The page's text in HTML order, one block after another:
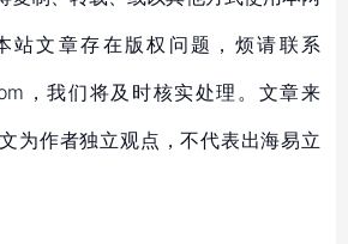
站文章存在版权问题，烦请联系
，我们将及时核实处理。文章来
为作者独立观点，不代表出海易立